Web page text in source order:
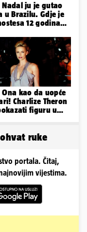
Nadal ju je gutao
u Brazilu. Gdje je
12 godina
Ona kao da uopće
Charlize Theron
figuru u
ruke
portala. Čitaj,
vijestima.